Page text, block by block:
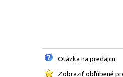
Otázka na predajcu
Zobraziť obľúbené